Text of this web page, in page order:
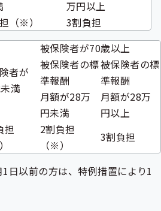
万円以上
（※）
3割負担
者が
満
被保険者が70歳以上
被保険者の標
準報酬
月額が28万
円未満
被保険者の標
準報酬
月額が28万
円以上
担
2割負担
（※）
3割負担
日以前の方は、特例措置により1